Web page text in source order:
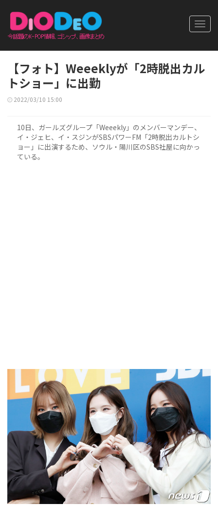
【フォト】Weeeklyが「2時脱出カル
トショー」に出勤
2022/03/10 15:00
10日、ガールズグループ「Weeekly」のメンバーマンデー、
イ・ジェヒ、イ・スジンがSBSパワーFM「2時脱出カルトシ
ョー」に出演するため、ソウル・陽川区のSBS社屋に向かっ
ている。